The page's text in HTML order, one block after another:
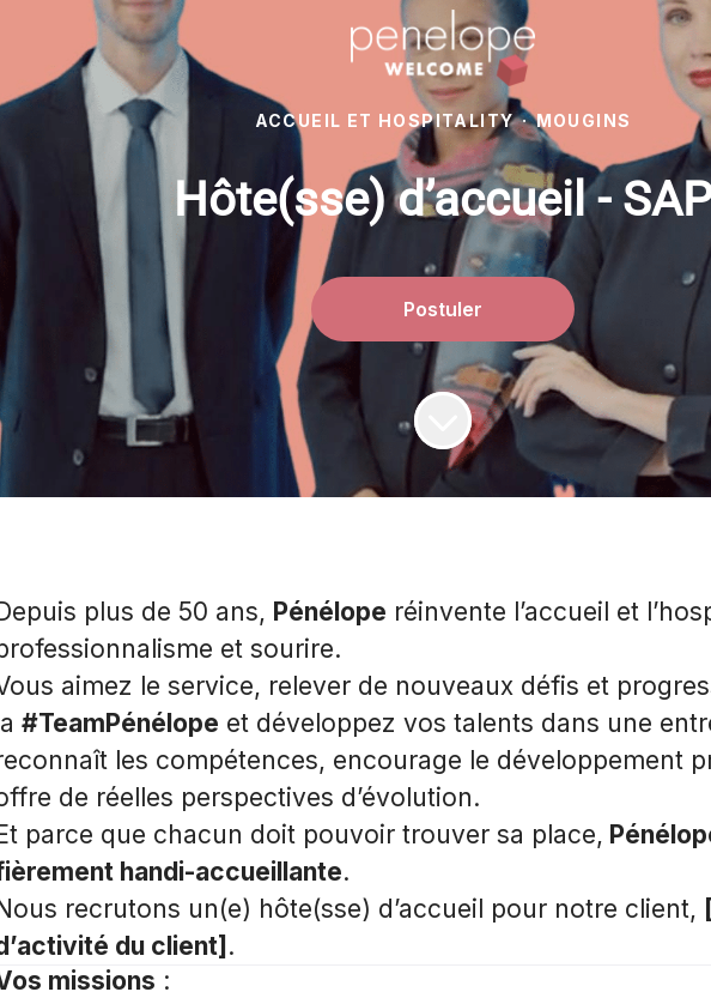
ACCUEIL ET HOSPITALITY · MOUGINS
Hôte(sse) d’accueil - SAP
Postuler
plus de 50 ans, Pénélope réinvente l’accueil et
et sourire.
aimez le service, relever de nouveaux défis et
#TeamPénélope et développez vos talents dans une
les compétences, encourage le développement
de réelles perspectives d’évolution.
parce que chacun doit pouvoir trouver sa place,
handi-accueillante.
recrutons un(e) hôte(sse) d’accueil pour notre client,
du client] .
missions :